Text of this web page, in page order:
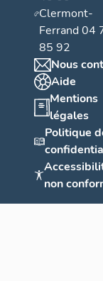
Clermont-
Ferrand 04
85 92
Nous
Aide
Mentions
légales
Politique
non